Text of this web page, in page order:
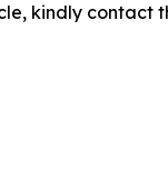
kindly contact